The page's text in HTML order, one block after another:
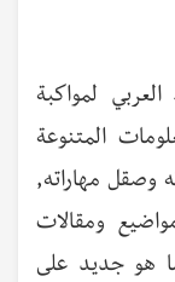
لمواكبة
المتنوعة
وصقل مهاراته,
ومقالات
هو جديد على